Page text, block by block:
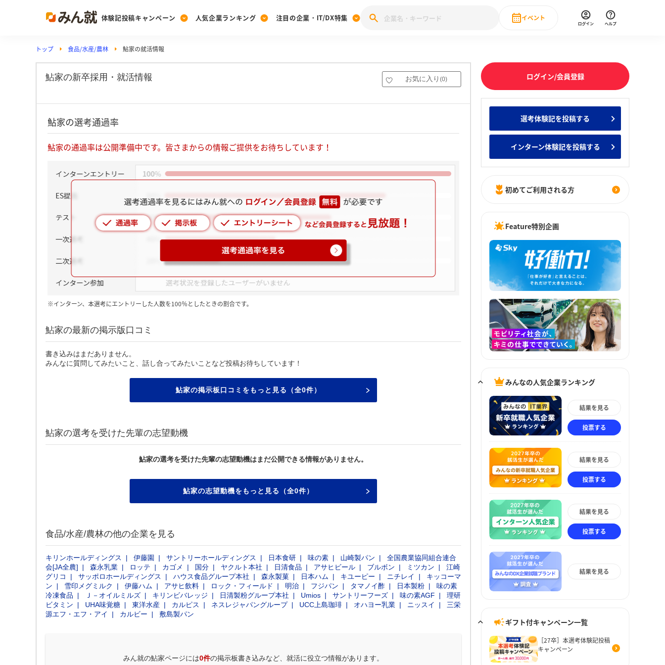
体験記投稿キャンペーン
Post
投稿する
[27卒] 本選考体験記投稿キャンペーン
人気企業ランキング
Ranking
ランキングを見る
みんなの新卒就職人気企業ランキング みんなのインターン人気企業ランキ
注目の企業・IT/DX特集
PickUp
注目の企業特集
28卒 IT・DX企業特集 27卒 IT・DX企業特集 28卒 IT・DX現場社員インタビュー
動画で知ろう！業界・企業研究
イベント
直近のイベント一覧
ログイン ヘルプ
トップ 食品/水産/農林 鮎家の就活情報
鮎家の新卒採用・就活情報 お気に入り (0)
鮎家の選考通過率
鮎家の通過率は公開準備中です。皆さまからの情報ご提供をお待ちしています！
※インターン、本選考にエントリーした人数を100％としたときの割合です。
鮎家の最新の掲示版口コミ
書き込みはまだありません。
みんなに質問してみたいこと、話し合ってみたいことなど投稿お待ちしています！
鮎家の掲示板口コミをもっと見る（全0件）
鮎家の選考を受けた先輩の志望動機
鮎家の選考を受けた先輩の志望動機はまだ公開できる情報がありません。
鮎家の志望動機をもっと見る（全0件）
食品/水産/農林の他の企業を見る
キリンホールディングス 伊藤園 サントリーホールディングス 日本食研 味の素 山崎製パン
全国農業協同組合連合
会[JA全農]
森永乳業 ロッテ カゴメ 国分 ヤクルト本社 日清食品 アサヒビール ブルボン ミツカン
江崎
グリコ
サッポロホールディングス ハウス食品グループ本社 森永製菓 日本ハム キユーピー ニチレイ
キッコーマ
ン
雪印メグミルク 伊藤ハム アサヒ飲料 ロック・フィールド 明治 フジパン タマノイ酢 日本製粉
味の素
冷凍食品
Ｊ－オイルミルズ キリンビバレッジ 日清製粉グループ本社 Umios サントリーフーズ 味の素AGF
理研
ビタミン
UHA味覚糖 東洋水産 カルピス ネスレジャパングループ UCC上島珈琲 オハヨー乳業 ニッスイ
三栄
源エフ・エフ・アイ
カルビー 敷島製パン
みん就の鮎家ページには0件の掲示板書き込みなど、就活に役立つ情報があります。
ログイン/会員登録
選考体験記を投稿する
インターン体験記を投稿する
初めてご利用される方
Feature特別企画
みんなの人気企業ランキング
結果を見る
投票する
結果を見る
投票する
結果を見る
投票する
結果を見る
ギフト付キャンペーン一覧
［27卒］本選考体験記投稿
キャンペーン